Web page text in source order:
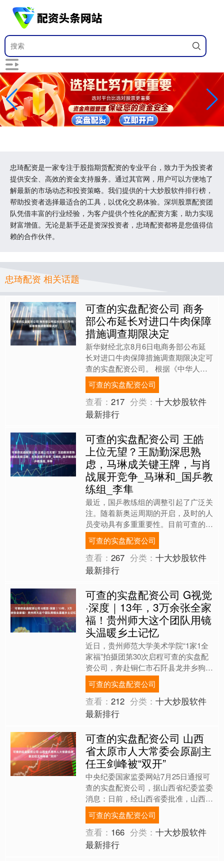
忠琦配资是一家专注于股指期货配资的专业平台，致力于为投资者
提供安全、高效的资金支持服务。通过其官网，用户可以方便地了
解最新的市场动态和投资策略。我们提供的十大炒股软件排行榜，
帮助投资者选择最适合的工具，以优化交易体验。深圳股票配资团
队凭借丰富的行业经验，为客户提供个性化的配资方案，助力实现
财富增值。无论是新手还是资深投资者，忠琦配资都将是您值得信
赖的合作伙伴。
忠琦配资 相关话题
可查的实盘配资公司 商务
部公布延长对进口牛肉保障
措施调查期限决定
新华财经北京8月6日电商务部公布延
长对进口牛肉保障措施调查期限决定可
查的实盘配资公司。 根据《中华人民
共和国保障措施条例》的规定，2024
年12月27日，商务部....
可查的实盘配资公司
查看：217 分类：十大炒股软件
最新排行
可查的实盘配资公司 王皓
上位无望？王励勤深思熟
虑，马琳成关键王牌，与肖
战展开竞争_马琳和_国乒教
练组_李隼
最近，国乒教练组的调整引起了广泛关
注。随着新奥运周期的开启，及时的人
员变动具有多重重要性。目前可查的实
盘配资公司，国乒教练组的调整已呈现
常态化趋势，这打破了以往....
可查的实盘配资公司
查看：267 分类：十大炒股软件
最新排行
可查的实盘配资公司 G视觉
·深度｜13年，3万余张全家
福！贵州师大这个团队用镜
头温暖乡土记忆
近日，贵州师范大学美术学院“1家1全
家福”拍摄团第30次启程可查的实盘配
资公司，奔赴铜仁市石阡县龙井乡狗湾
坝村，开启温暖送影之旅。历时7天，
团队走遍4个村民组，....
可查的实盘配资公司
查看：212 分类：十大炒股软件
最新排行
可查的实盘配资公司 山西
省太原市人大常委会原副主
任王剑峰被“双开”
中央纪委国家监委网站7月25日通报可
查的实盘配资公司，据山西省纪委监委
消息：日前，经山西省委批准，山西省
纪委监委对太原市人大常委会原副主
任、清徐县委原书记王剑峰....
可查的实盘配资公司
查看： 166 分类：十大炒股软件
最新排行